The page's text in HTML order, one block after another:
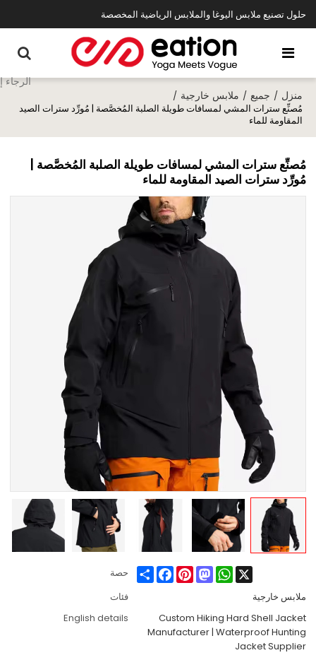
حلول تصنيع ملابس اليوغا والملابس الرياضية المخصصة
منزل / جميع / ملابس خارجية /
مُصنِّع سترات المشي لمسافات طويلة الصلبة المُخصَّصة | مُورِّد سترات الصيد
المقاومة للماء
مُصنِّع سترات المشي لمسافات طويلة الصلبة المُخصَّصة |
مُورِّد سترات الصيد المقاومة للماء
حصةShare
FacebookPinterest
Mastodon
WhatsApp
X
فئات
ملابس خارجية
English details
Custom Hiking Hard Shell Jacket
Manufacturer | Waterproof Hunting
Jacket Supplier